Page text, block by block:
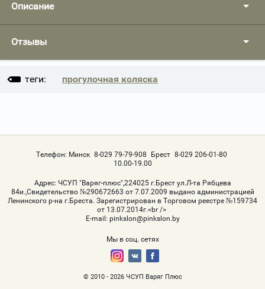
Описание
Отзывы
теги: прогулочная коляска
Телефон: Минск 8-029 79-79-908 Брест 8-029 206-01-80
10.00-19.00
Адрес: ЧСУП "Варяг-плюс",224025 г.Брест ул.Л-та Рябцева
84и.,Свидетельство №290672663 от 7.07.2009 выдано администрацией
Ленинского р-на г.Бреста. Зарегистрирован в Торговом реестре №159734
от 13.07.2014г.<br />
Е-mail: pinkslon@pinkslon.by
Мы в соц. сетях
© 2010 - 2026 ЧСУП Варяг Плюс